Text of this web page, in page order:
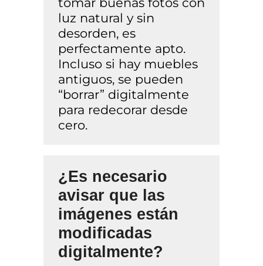
luz natural y sin
desorden, es
perfectamente apto.
Incluso si hay muebles
antiguos, se pueden
“borrar” digitalmente
para redecorar desde
cero.
¿Es necesario
avisar que las
imágenes están
modificadas
digitalmente?